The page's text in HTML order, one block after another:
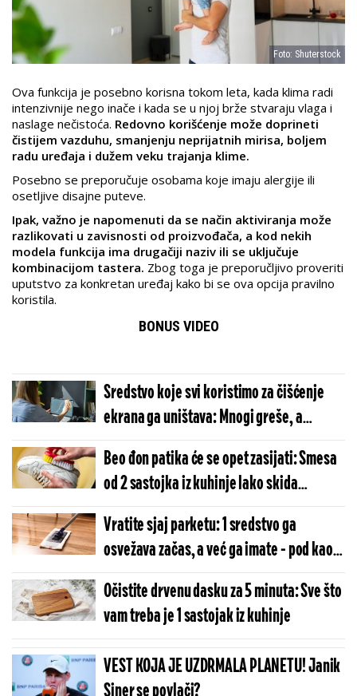
Foto: Shuterstock
Ova funkcija je posebno korisna tokom leta, kada klima radi
intenzivnije nego inače i kada se u njoj brže stvaraju vlaga i
naslage nečistoća. Redovno korišćenje može doprineti
čistijem vazduhu, smanjenju neprijatnih mirisa, boljem
radu uređaja i dužem veku trajanja klime.
Posebno se preporučuje osobama koje imaju alergije ili
osetljive disajne puteve.
Ipak, važno je napomenuti da se način aktiviranja može
razlikovati u zavisnosti od proizvođača, a kod nekih
modela funkcija ima drugačiji naziv ili se uključuje
kombinacijom tastera. Zbog toga je preporučljivo proveriti
uputstvo za konkretan uređaj kako bi se ova opcija pravilno
koristila.
BONUS VIDEO
Sredstvo koje svi koristimo za čišćenje
ekrana ga uništava: Mnogi greše, a
posledice su fatalne
Beo đon patika će se opet zasijati: Smesa
od 2 sastojka iz kuhinje lako skida
prljavštinu
Vratite sjaj parketu: 1 sredstvo ga
osvežava začas, a već ga imate - pod kao
nov
Očistite drvenu dasku za 5 minuta: Sve što
vam treba je 1 sastojak iz kuhinje
VEST KOJA JE UZDRMALA PLANETU! Janik
Siner se povlači?